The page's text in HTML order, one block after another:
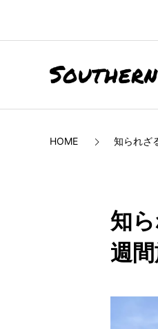
HOME 知られざ
知
週